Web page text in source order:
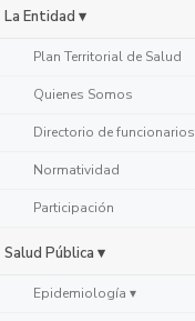
La Entidad ▾
Plan Territorial de Salud
Quienes Somos
Directorio de funcionarios
Normatividad
Participación
Salud Pública ▾
Epidemiología ▾